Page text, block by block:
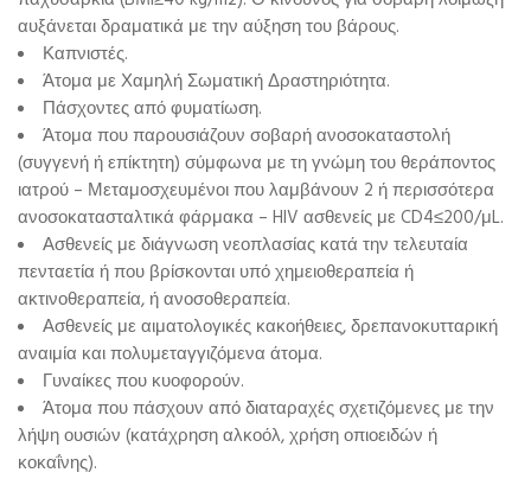
αυξάνεται δραματικά με την αύξηση του βάρους.
Καπνιστές.
Άτομα με Χαμηλή Σωματική Δραστηριότητα.
Πάσχοντες από φυματίωση.
Άτομα που παρουσιάζουν σοβαρή ανοσοκαταστολή
(συγγενή ή επίκτητη) σύμφωνα με τη γνώμη του θεράποντος
ιατρού – Μεταμοσχευμένοι που λαμβάνουν 2 ή περισσότερα
ανοσοκατασταλτικά φάρμακα – HIV ασθενείς με CD4≤200/μL.
Ασθενείς με διάγνωση νεοπλασίας κατά την τελευταία
πενταετία ή που βρίσκονται υπό χημειοθεραπεία ή
ακτινοθεραπεία, ή ανοσοθεραπεία.
Ασθενείς με αιματολογικές κακοήθειες, δρεπανοκυτταρική
αναιμία και πολυμεταγγιζόμενα άτομα.
Γυναίκες που κυοφορούν.
Άτομα που πάσχουν από διαταραχές σχετιζόμενες με την
λήψη ουσιών (κατάχρηση αλκοόλ, χρήση οπιοειδών ή
κοκαΐνης).